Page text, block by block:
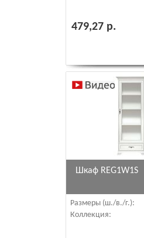
479,27 р.
Шкаф REG1W1S
Размеры (ш./в./г.):
Коллекция: